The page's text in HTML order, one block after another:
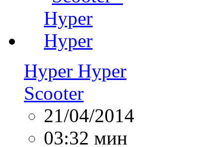
Hyper Hyper
Scooter
21/04/2014
03:32 мин